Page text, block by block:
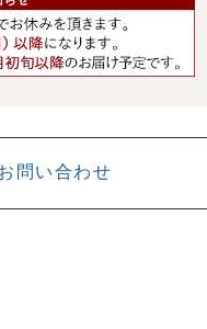
問い合わせ